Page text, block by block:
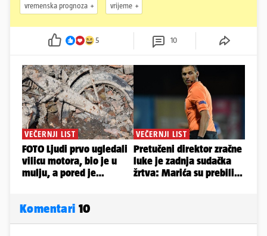
vremenska prognoza vrijeme
5 10
Komentari 10